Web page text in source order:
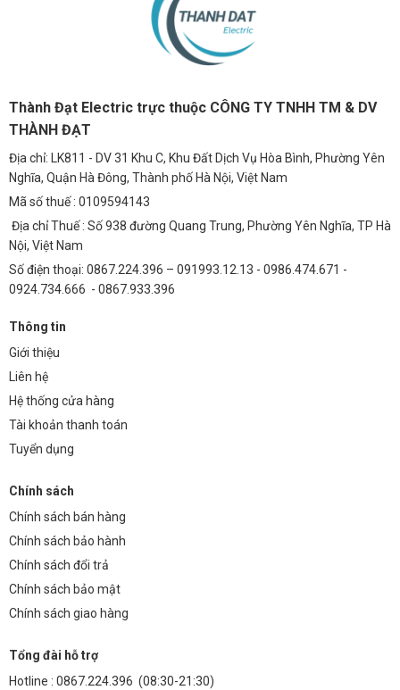
Thành Đạt Electric trực thuộc CÔNG TY TNHH TM & DV
THÀNH ĐẠT
Địa chỉ: LK811 - DV 31 Khu C, Khu Đất Dịch Vụ Hòa Bình, Phường Yên
Nghĩa, Quận Hà Đông, Thành phố Hà Nội, Việt Nam
Mã số thuế : 0109594143
Địa chỉ Thuế : Số 938 đường Quang Trung, Phường Yên Nghĩa, TP Hà
Nội, Việt Nam
Số điện thoại: 0867.224.396 – 091993.12.13 - 0986.474.671 -
0924.734.666 - 0867.933.396
Thông tin
Giới thiệu
Liên hệ
Hệ thống cửa hàng
Tài khoản thanh toán
Tuyển dụng
Chính sách
Chính sách bán hàng
Chính sách bảo hành
Chính sách đổi trả
Chính sách bảo mật
Chính sách giao hàng
Tổng đài hỗ trợ
Hotline : 0867.224.396 (08:30-21:30)